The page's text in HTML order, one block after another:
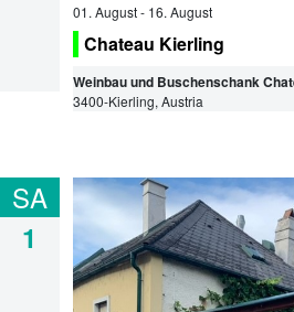
01. August- 16. August
Chateau Kierling
Weinbau und Buschenschank
3400-Kierling, Austria
SA
1